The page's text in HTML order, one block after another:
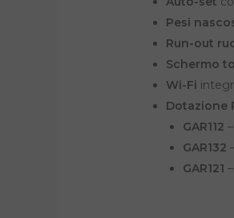
Pesi
Run-out
Schermo
Wi-Fi
Dotazione
GAR112
GAR132
GAR121